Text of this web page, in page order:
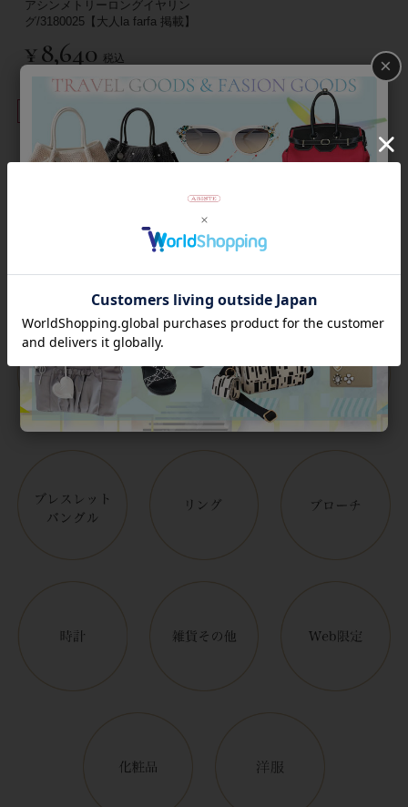
アシンメトリーロングイヤリン
グ/3180025【大人la farfa 掲載】
¥8,640 税込
絞り込み
Category
×